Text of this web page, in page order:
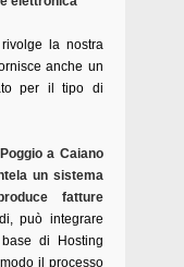
la nostra
anche un
per il tipo di
a Caiano
un sistema
fatture
può integrare
di Hosting
il processo